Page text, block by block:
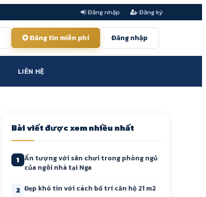
Đăng nhập Đăng ký
Đăng tin miễn phí Đăng nhập
LIÊN HỆ
Bài viết được xem nhiều nhất
1 Ấn tượng với sân chơi trong phòng ngủ
của ngôi nhà tại Nga
2 Đẹp khó tin với cách bố trí căn hộ 21 m2